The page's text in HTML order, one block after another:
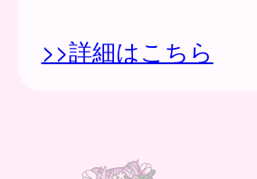
>>詳細はこちら